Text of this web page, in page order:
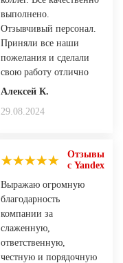
выполнено.
Отзывчивый персонал.
Приняли все наши
пожелания и сделали
свою работу отлично
Алексей К.
29.08.2024
Отзывы
с Yandex
Выражаю огромную
благодарность
компании за
слаженную,
ответственную,
честную и порядочную